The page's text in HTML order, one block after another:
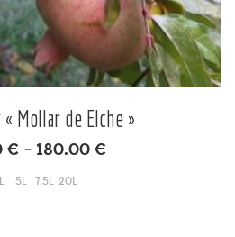
Mollar de Elche »
€ – 180.00 €
5L 7.5L 20L